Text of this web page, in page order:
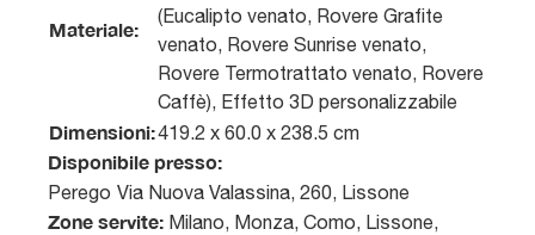
Materiale:
(Eucalipto venato, Rovere Grafite
venato, Rovere Sunrise venato,
Rovere Termotrattato venato, Rovere
Caffè), Effetto 3D personalizzabile
Dimensioni:419.2 x 60.0 x 238.5 cm
Disponibile presso:
Perego Via Nuova Valassina, 260, Lissone
Zone servite: Milano, Monza, Como, Lissone,